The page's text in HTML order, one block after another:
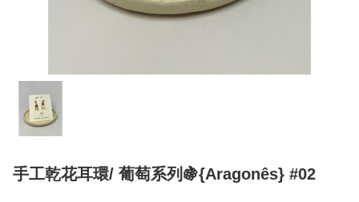
手工乾花耳環/ 葡萄系列🍇{Aragonês} #02